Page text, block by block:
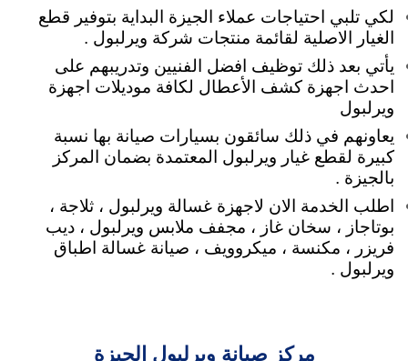
لكي تلبي احتياجات عملاء الجيزة البداية بتوفير قطع
الغيار الاصلية لقائمة منتجات شركة ويرلبول .
يأتي بعد ذلك توظيف افضل الفنيين وتدريبهم على
احدث اجهزة كشف الأعطال لكافة موديلات اجهزة
ويرلبول
يعاونهم في ذلك سائقون بسيارات صيانة بها نسبة
كبيرة لقطع غيار ويرلبول المعتمدة بضمان المركز
بالجيزة .
اطلب الخدمة الان لاجهزة غسالة ويرلبول ، ثلاجة ،
بوتاجاز ، سخان غاز ، مجفف ملابس ويرلبول ، ديب
فريزر ، مكنسة ، ميكروويف ، صيانة غسالة اطباق
ويرلبول .
مركز صيانة ويرلبول الجيزة